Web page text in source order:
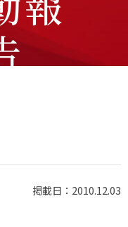
掲載日：2010.12.03